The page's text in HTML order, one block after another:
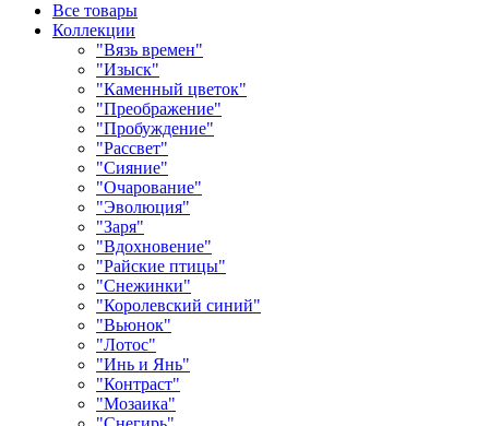
Все товары
Коллекции
"Вязь времен"
"Изыск"
"Каменный цветок"
"Преображение"
"Пробуждение"
"Рассвет"
"Сияние"
"Очарование"
"Эволюция"
"Заря"
"Вдохновение"
"Райские птицы"
"Снежинки"
"Королевский синий"
"Вьюнок"
"Лотос"
"Инь и Янь"
"Контраст"
"Мозаика"